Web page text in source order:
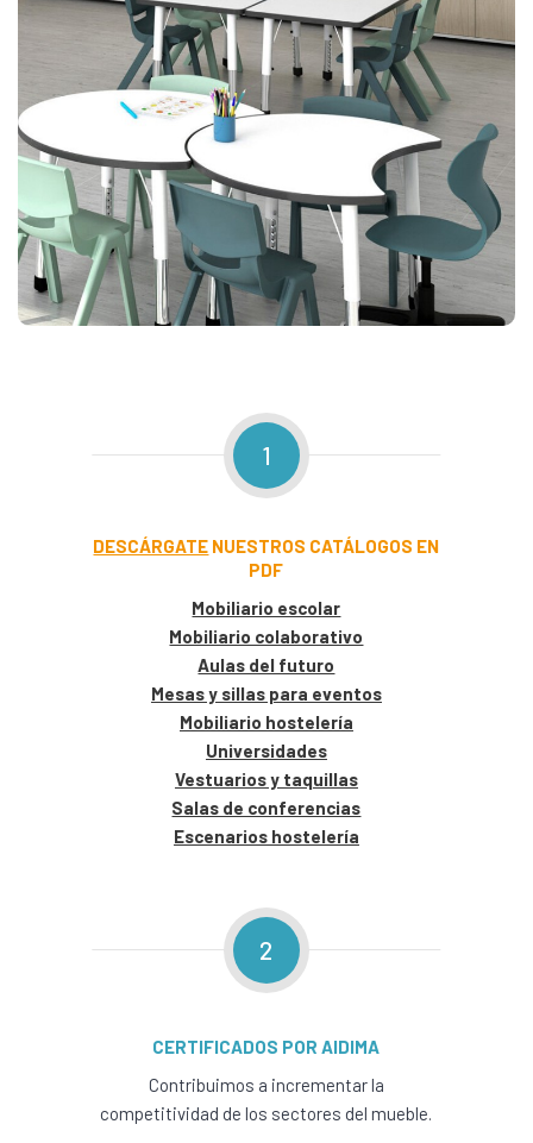
1
DESCÁRGATE NUESTROS CATÁLOGOS EN
PDF
Mobiliario escolar
Mobiliario colaborativo
Aulas del futuro
Mesas y sillas para eventos
Mobiliario hostelería
Universidades
Vestuarios y taquillas
Salas de conferencias
Escenarios hostelería
2
CERTIFICADOS POR AIDIMA
Contribuimos a incrementar la
competitividad de los sectores del mueble.